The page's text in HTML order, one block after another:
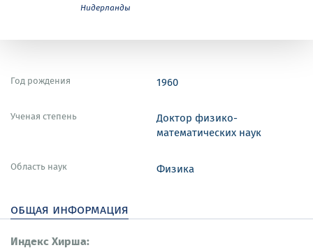
Нидерланды
Год рождения 1960
Ученая степень
Доктор физико-
математических наук
Область наук Физика
общая информация
Индекс Хирша: